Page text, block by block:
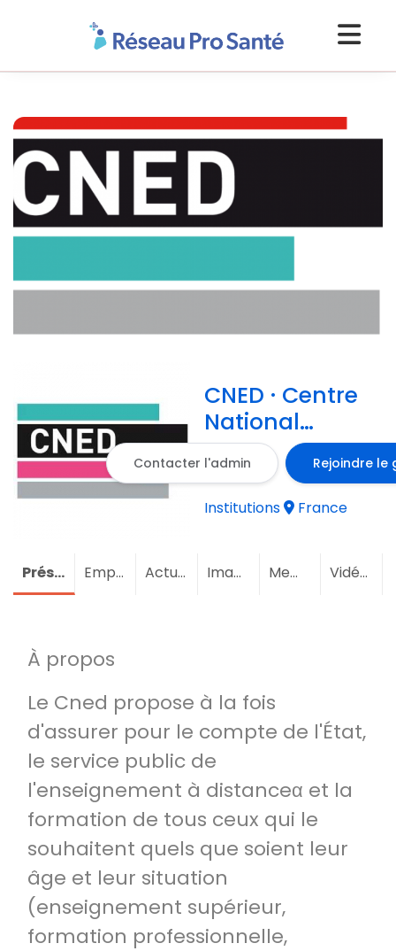
CNED · Centre
National
d'Enseignement
à Distance
Contacter l'admin Rejoindre le
Institutions France
Présentation Emploi Actualités Images Membres Vidéos
À propos
Le Cned propose à la fois
d'assurer pour le compte de l'État,
le service public de
l'enseignement à distanceα et la
formation de tous ceux qui le
souhaitent quels que soient leur
âge et leur situation
(enseignement supérieur,
formation professionnelle,